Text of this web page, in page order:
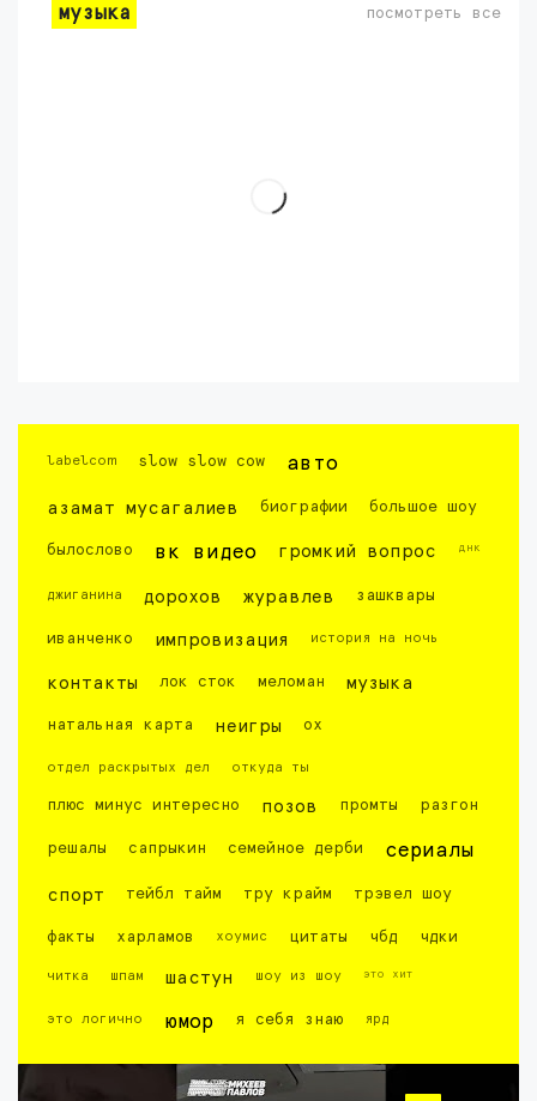
музыка посмотреть все
labelcom slow slow cow авто
азамат мусагалиев биографии большое шоу
былослово вк видео громкий вопрос днк
джиганина дорохов журавлев зашквары
иванченко импровизация история на ночь
контакты лок сток меломан музыка
натальная карта неигры ох
отдел раскрытых дел откуда ты
плюс минус интересно позов промты разгон
решалы сапрыкин семейное дерби сериалы
спорт тейбл тайм тру крайм трэвел шоу
факты харламов хоумис цитаты чбд чдки
читка шпам шастун шоу из шоу это хит
это логично юмор я себя знаю ярд